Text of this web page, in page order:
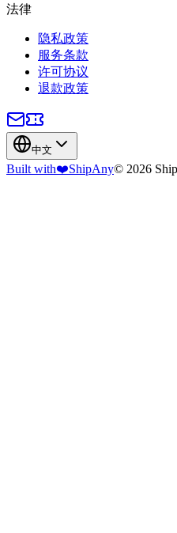
法律
隐私政策
服务条款
许可协议
退款政策
中文
Built with❤️ShipAny© 2026